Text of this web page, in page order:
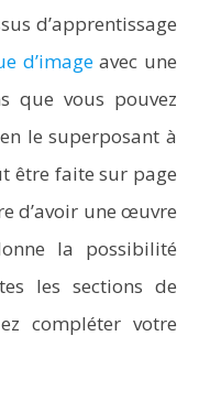
d’apprentissage
d’imageavec une
que vous pouvez
le superposant à
être faite sur page
d’avoir une œuvre
la possibilité
les sections de
compléter votre